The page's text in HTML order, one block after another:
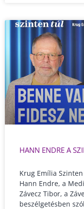
HANN ENDRE A
Krug Emília
Hann Endre, a
Závecz Tibor, a
beszélgetésben